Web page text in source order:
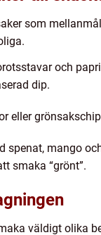
som
och
dip.
eller
spenat, mango
smaka “grönt”.
väldigt olika